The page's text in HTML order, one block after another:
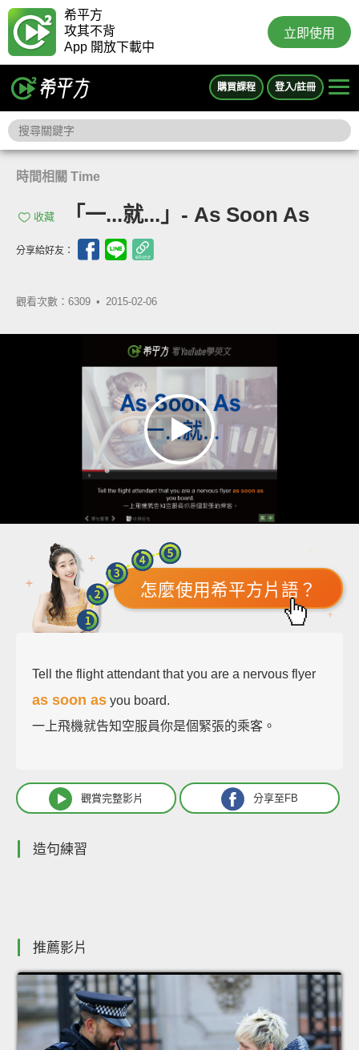
希平方
攻其不背
App 開放下載中
立即使用
購買課程 登入/註冊
時間相關 Time
收藏 「一...就...」- As Soon As
分享給好友：
觀看次數：6309 • 2015-02-06
怎麼使用希平方片語？
Tell the flight attendant that you are a nervous flyer
as soon as you board.
一上飛機就告知空服員你是個緊張的乘客。
觀賞完整影片 分享至FB
造句練習
推薦影片